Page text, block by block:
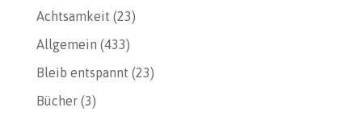
Achtsamkeit (23)
Allgemein (433)
Bleib entspannt (23)
Bücher(3)